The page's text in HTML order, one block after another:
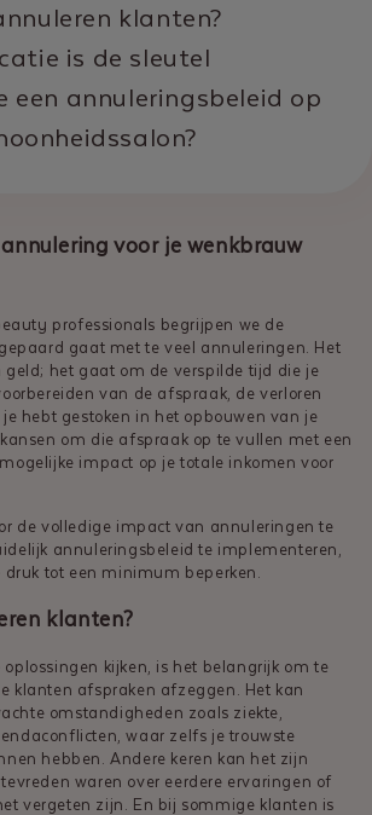
klanten?
is de sleutel
een annuleringsbeleid op
voor je wenkbrauw
professionals begrijpen we de
gaat met te veel annuleringen. Het
het gaat om de verspilde tijd die je
van de afspraak, de verloren
hebt gestoken in het opbouwen van je
om die afspraak op te vullen met een
impact op je totale inkomen voor
de volledige impact van annuleringen te
annuleringsbeleid te implementeren,
tot een minimum beperken.
klanten?
kijken, is het belangrijk om te
klanten afspraken afzeggen. Het kan
omstandigheden zoals ziekte,
waar zelfs je trouwste
hebben. Andere keren kan het zijn
waren over eerdere ervaringen of
vergeten zijn. En bij sommige klanten is